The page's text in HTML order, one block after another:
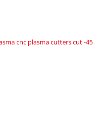
cnc plasma cutters cut -45